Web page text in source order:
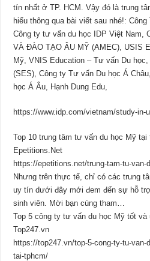
tín nhất ở TP. HCM. Vậy đó là trung
hiểu thông qua bài viết sau nhé!:
Công ty tư vấn du học IDP Việt Nam,
VÀ ĐÀO TẠO ÂU MỸ (AMEC), USIS
Mỹ, VNIS Education – Tư vấn Du
(SES), Công ty Tư vấn Du học Á
học Á Âu, Hạnh Dung Edu,
https://www.idp.com/vietnam/study-in-
Top 10 trung tâm tư vấn du học Mỹ tại
Epetitions.Net
https://epetitions.net/trung-tam-tu-van-
Nhưng trên thực tế, chỉ có các trung
uy tín dưới đây mới đem đến sự hỗ
sinh viên. Mời bạn cùng tham…
Top 5 công ty tư vấn du học Mỹ tốt và
Top247.vn
https://top247.vn/top-5-cong-ty-tu-van-
tai-tphcm/